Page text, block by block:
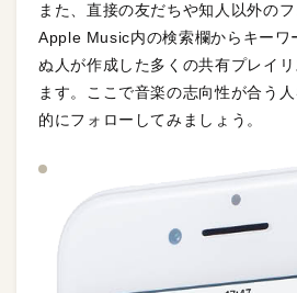
また、直接の友だちや知人以外のフ
Apple Music内の検索欄からキーワ
ぬ人が作成した多くの共有プレイ
ます。ここで音楽の志向性が合う
的にフォローしてみましょう。